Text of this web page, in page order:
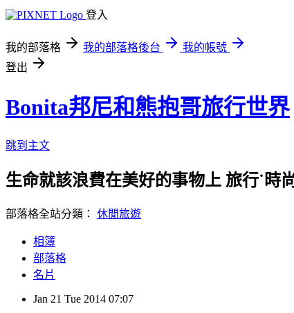
登入
我的部落格 我的部落格後台
我的帳號
登出
Bonita邦尼和熊抱哥旅行世界
跳到主文
生命就該浪費在美好的事物上 旅行˙時
部落格全站分類： 休閒旅遊
相簿
部落格
名片
Jan 21 Tue 2014 07:07